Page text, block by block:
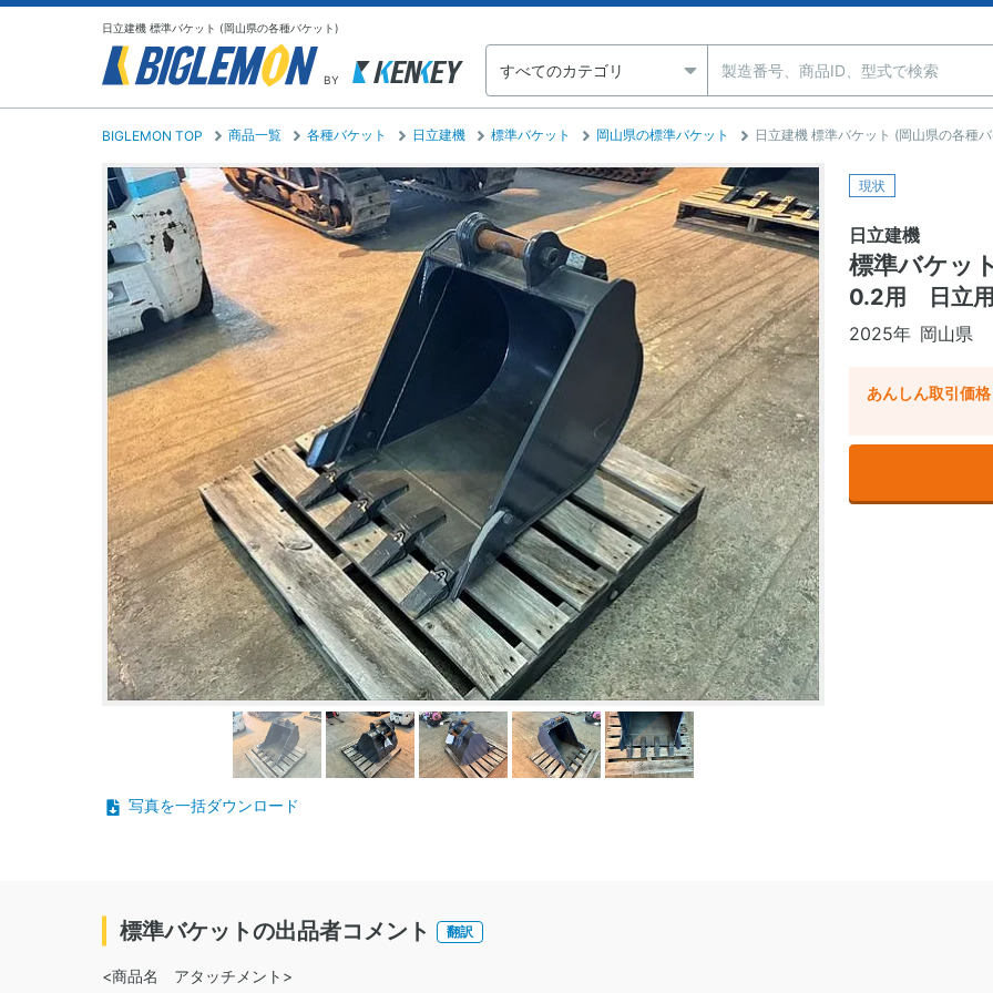
日立建機 標準バケット (岡山県の各種バケット)
BY
BIGLEMON TOP 商品一覧 各種バケット 日立建機 標準バケット 岡山県の標準バケット 日立建機 標準バケット (岡山県の各種
現状
日立建機
標準バケット
0.2用 日立
2025年 岡山県
写真を一括ダウンロード
あんしん取引価格
標準バケットの出品者コメント 翻訳
<商品名 アタッチメント>